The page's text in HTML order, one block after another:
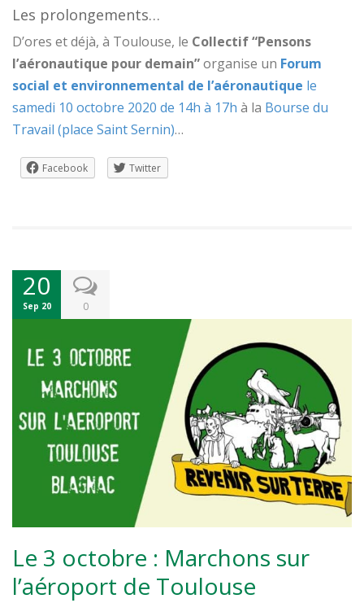
Les prolongements…
D’ores et déjà, à Toulouse, le Collectif “Pensons
l’aéronautique pour demain”organise un Forum
social et environnemental de l’aéronautique le
samedi 10 octobre 2020 de 14h à 17h à la Bourse du
Travail (place Saint Sernin)…
Facebook Twitter
20
Sep 20 0
Le 3 octobre : Marchons sur
l’aéroport de Toulouse